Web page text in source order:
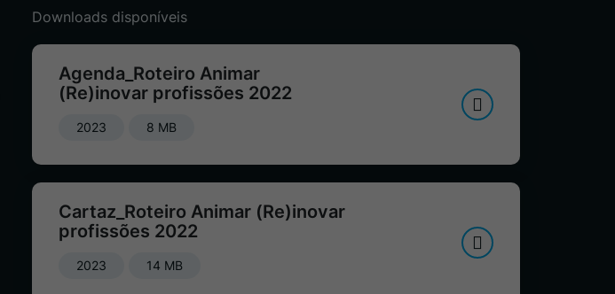
Downloads disponíveis
Agenda_Roteiro Animar
(Re)inovar profissões 2022
2023 8 MB
Cartaz_Roteiro Animar (Re)inovar
profissões 2022
2023 14 MB